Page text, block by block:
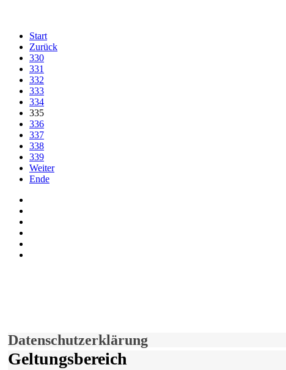
Start
Zurück
330
331
332
333
334
335
336
337
338
339
Weiter
Ende
Datenschutzerklärung
Geltungsbereich